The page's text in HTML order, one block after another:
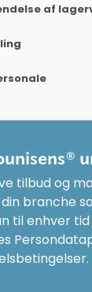
af
tilbud og
branche
til enhver